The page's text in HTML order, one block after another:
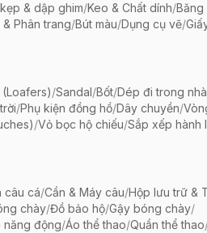
& dập ghim/Keo & Chất dính/Băng
Phân trang/Bút màu/Dụng cụ vẽ/
/Sandal/Bốt/Dép đi trong nhà
/Phụ kiện đồng hồ/Dây chuyền/
/Vỏ bọc hộ chiếu/Sắp xếp hành
câu cá/Cần & Máy câu/Hộp lưu trữ &
chày/Đồ bảo hộ/Gậy bóng chày/
năng động/Áo thể thao/Quần thể thao